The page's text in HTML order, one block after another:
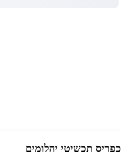
כפריס תכשיטי יהלומים